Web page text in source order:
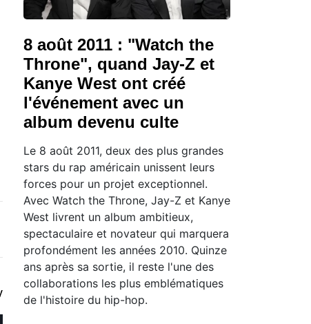
8 août 2011 : "Watch the
Throne", quand Jay-Z et
Kanye West ont créé
l'événement avec un
album devenu culte
Le 8 août 2011, deux des plus grandes
stars du rap américain unissent leurs
forces pour un projet exceptionnel.
Avec Watch the Throne, Jay-Z et Kanye
West livrent un album ambitieux,
spectaculaire et novateur qui marquera
profondément les années 2010. Quinze
ans après sa sortie, il reste l'une des
collaborations les plus emblématiques
de l'histoire du hip-hop.